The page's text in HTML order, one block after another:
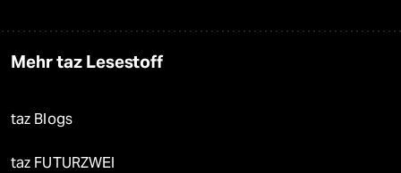
Mehr taz Lesestoff
taz Blogs
taz FUTURZWEI